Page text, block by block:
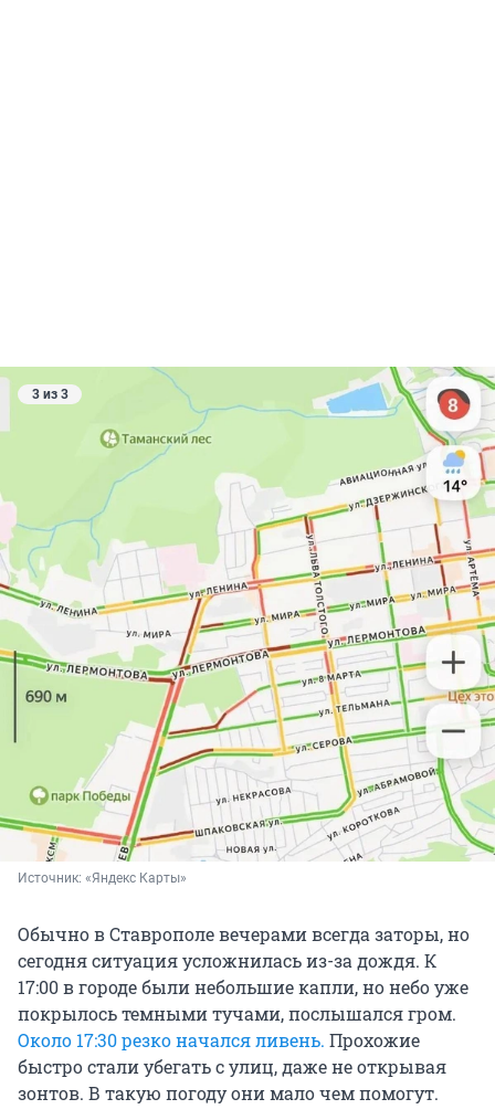
3 из 3
Источник: «Яндекс Карты»
Обычно в Ставрополе вечерами всегда заторы, но
сегодня ситуация усложнилась из-за дождя. К
17:00 в городе были небольшие капли, но небо уже
покрылось темными тучами, послышался гром.
Около 17:30 резко начался ливень. Прохожие
быстро стали убегать с улиц, даже не открывая
зонтов. В такую погоду они мало чем помогут.